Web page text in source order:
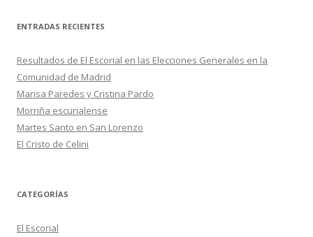
ENTRADAS RECIENTES
Resultados de El Escorial en las Elecciones Generales en la
Comunidad de Madrid
Marisa Paredes y Cristina Pardo
Morriña escurialense
Martes Santo en San Lorenzo
El Cristo de Celini
CATEGORÍAS
El Escorial